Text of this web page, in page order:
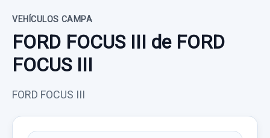
VEHÍCULOS CAMPA
FORD FOCUS III de FORD
FOCUS III
FORD FOCUS III